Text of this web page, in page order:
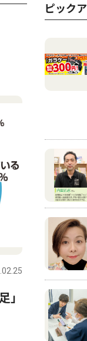
｣
ピック